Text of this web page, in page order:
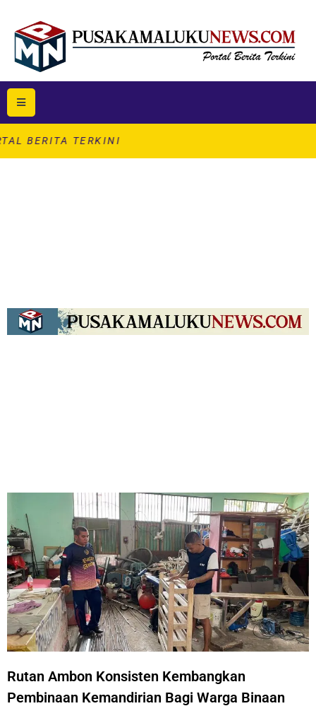
TERKINI
Rutan Ambon Konsisten Kembangkan
Pembinaan Kemandirian Bagi Warga Binaan